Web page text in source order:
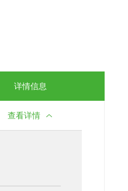
详情信息
查看详情